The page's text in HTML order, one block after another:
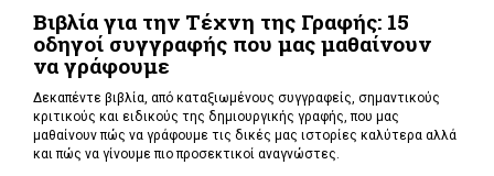
Βιβλία για την Τέχνη της Γραφής: 15
οδηγοί συγγραφής που μας μαθαίνουν
να γράφουμε
Δεκαπέντε βιβλία, από καταξιωμένους συγγραφείς, σημαντικούς
κριτικούς και ειδικούς της δημιουργικής γραφής, που μας
μαθαίνουν πώς να γράφουμε τις δικές μας ιστορίες καλύτερα αλλά
και πώς να γίνουμε πιο προσεκτικοί αναγνώστες.